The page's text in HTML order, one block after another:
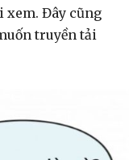
xem. Đây cũng
truyền tải